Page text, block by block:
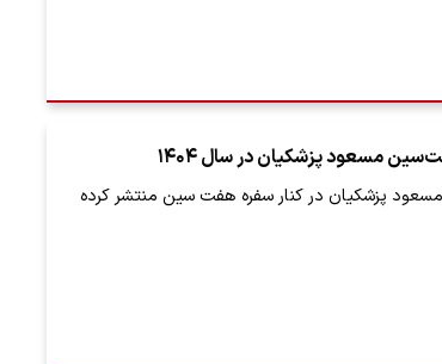
مسعود پزشکیان در سال ۱۴۰۴
مسعود پزشکیان در کنار سفره هفت سین منتشر کرده